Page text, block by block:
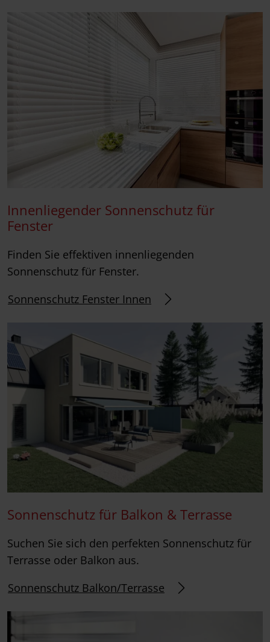
Innenliegender Sonnenschutz für
Fenster
Finden Sie effektiven innenliegenden
Sonnenschutz für Fenster.
Sonnenschutz Fenster Innen
Sonnenschutz für Balkon & Terrasse
Suchen Sie sich den perfekten Sonnenschutz für
Terrasse oder Balkon aus.
Sonnenschutz Balkon/Terrasse